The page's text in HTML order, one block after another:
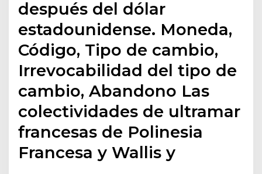
después del dólar
estadounidense. Moneda,
Código, Tipo de cambio​,
Irrevocabilidad del tipo de
cambio, Abandono Las
colectividades de ultramar
francesas de Polinesia
Francesa y Wallis y